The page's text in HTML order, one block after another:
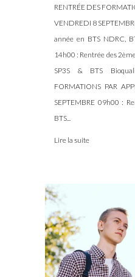
RENTRÉE DES
VENDREDI 8
année en BTS NDRC,
14h00 : Rentrée des
SP3S & BTS
FORMATIONS PAR
SEPTEMBRE 09h00 :
BTS...
Lire la suite